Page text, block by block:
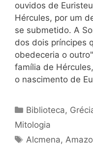
ouvidos de
Hércules, por um
se submetido. A
dos dois príncipes
obedeceria o
família de
o nascimento de
Categorias
Biblioteca,
Mitologia
Tags
Alcmena,